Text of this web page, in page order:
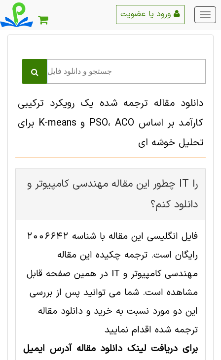
منو
اصلی
دانلود مقاله ترجمه شده یک رویکرد ترکیبی
کارآمد بر اساس PSO، ACO و K-means برای
تحلیل خوشه ای
چطور این مقاله مهندسی کامپیوتر و IT را
دانلود کنم؟
فایل انگلیسی این مقاله با شناسه 2006642
رایگان است. ترجمه چکیده این مقاله
مهندسی کامپیوتر و IT در همین صفحه قابل
مشاهده است. شما می توانید پس از بررسی
این دو مورد نسبت به خرید و دانلود مقاله
ترجمه شده اقدام نمایید
برای دریافت لینک دانلود مقاله آدرس ایمیل